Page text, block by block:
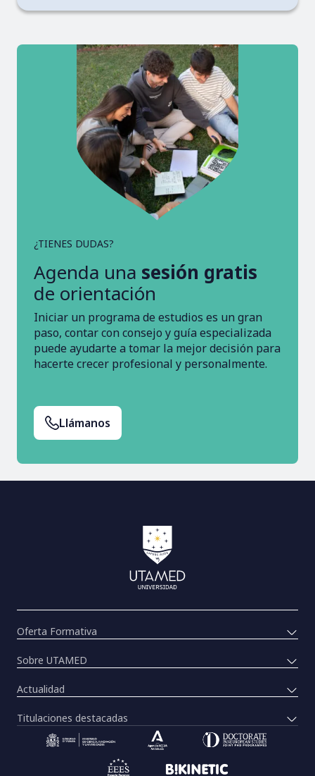
¿TIENES DUDAS?
Agenda una sesión gratis
de orientación
Iniciar un programa de estudios es un gran
paso, contar con consejo y guía especializada
puede ayudarte a tomar la mejor decisión para
hacerte crecer profesional y personalmente.
Llámanos
Oferta Formativa
Sobre UTAMED
Actualidad
Titulaciones destacadas